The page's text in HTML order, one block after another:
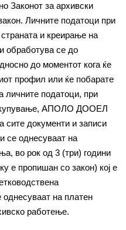
Законот за архивски
Личните податоци при
и креирање на
се до
до моментот кога ќе
профил или ќе побарате
личните податоци, при
купување, АПОЛО ДООЕЛ
сите документи и записи
се однесуваат на
во рок од 3 (три) години
е пропишан со закон) кој е
однесуваат на платен
работење.